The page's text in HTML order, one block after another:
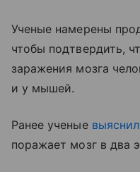
Ученые намерены
чтобы подтвердить,
заражения мозга
и у мышей.
Ранее ученые
поражает мозг в два